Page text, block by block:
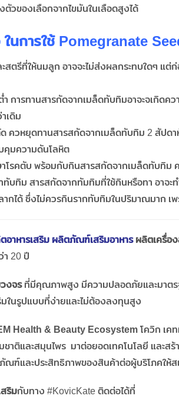
วของเลือกจากไขมันในเลือดสูงได้
นการใช้ Pomegranate
สตรีที่ให้นมลูก อาจจะไม่ส่งผลกระทบใดๆ แ
การทานสารกัดจากเมล็ดทับทิมอาจะจเกิดคว
เดิม
ควหยุดทานสารสกัดจากเมล็ดทับทิม 2 สัปด
คุมความดันโลหิต
โรคตับ พร้อมกับกินสารสกัดจากเมล็ดทับทิ
ทับทิม สารสกัดจากทัมทิมที่ใช้กินหรือทา อาจะ
ากได้ ซึ่งไม่ควรกินรากทับทิมในปริมาณมาก
อาหารเสริม ผลิตภัณฑ์เสริมอาหารผลิตเครื่อ
20 ปี
งจรที่มีคุณภาพสูง มีความปลอดภัยและมาตร
ในรูปแบบที่ง่ายและไม่ต้องลงทุนสูง
Health & Beauty Ecosystemโควิก เค
าติและสมุนไพร มาต่อยอดเทคโนโลยี และส
ณฑ์และประสิทธิภาพของสินค้าต่อผู้บริโภคใ
ริมกับทาง #KovicKate ติดต่อได้ที่